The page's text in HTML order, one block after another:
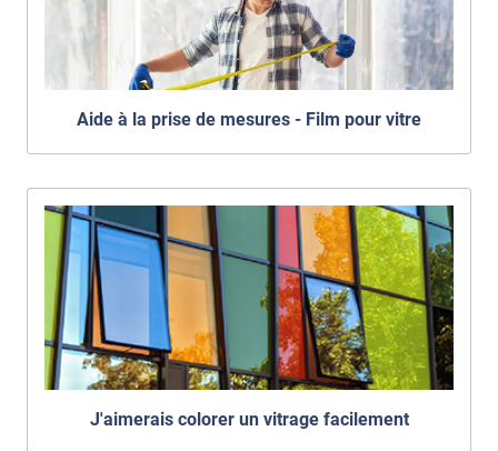
Aide à la prise de mesures - Film pour vitre
J'aimerais colorer un vitrage facilement